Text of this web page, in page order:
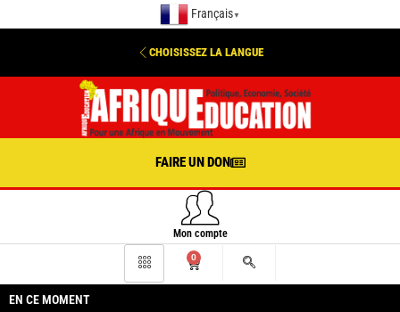
Français ▼
CHOISISSEZ LA LANGUE
FAIRE UN DON
Mon compte
0
EN CE MOMENT